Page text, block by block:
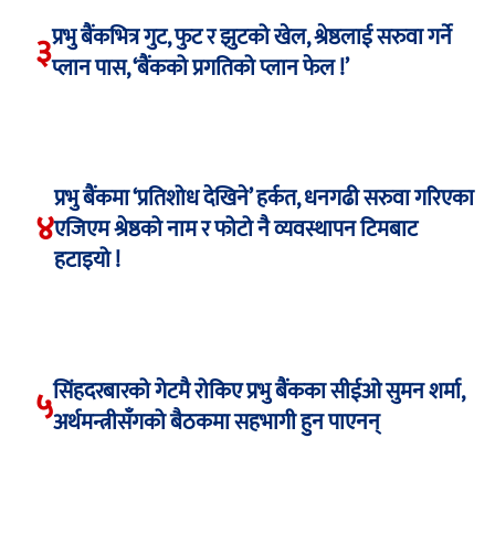
३प्रभु बैंकभित्र गुट, फुट र झुटको खेल, श्रेष्ठलाई सरुवा गर्ने
प्लान पास, ‘बैंकको प्रगतिको प्लान फेल !’
४
प्रभु बैंकमा ‘प्रतिशोध देखिने’ हर्कत, धनगढी सरुवा गरिएका
एजिएम श्रेष्ठको नाम र फोटो नै व्यवस्थापन टिमबाट
हटाइयो !
५सिंहदरबारको गेटमै रोकिए प्रभु बैंकका सीईओ सुमन शर्मा,
अर्थमन्त्रीसँगको बैठकमा सहभागी हुन पाएनन्